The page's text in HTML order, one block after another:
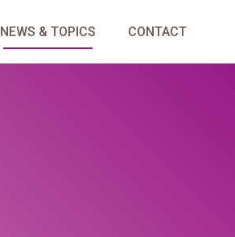
NEWS & TOPICS CONTACT